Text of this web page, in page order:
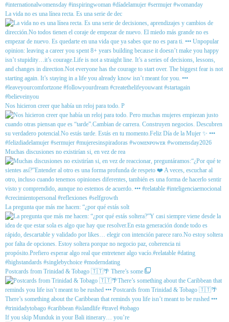
La vida no es una línea recta. Es una serie de dec
Nos hicieron creer que había un reloj para todo. P
Muchas discusiones no existirían si, en vez de rea
La pregunta que más me hacen: “¿por qué estás solt
Postcards from Trinidad & Tobago 🇹🇹🌴 There’s some
If you skip Munduk in your Bali itinerary… you’re